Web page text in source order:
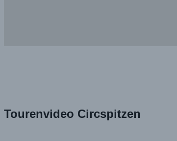
Tourenvideo Circspitzen